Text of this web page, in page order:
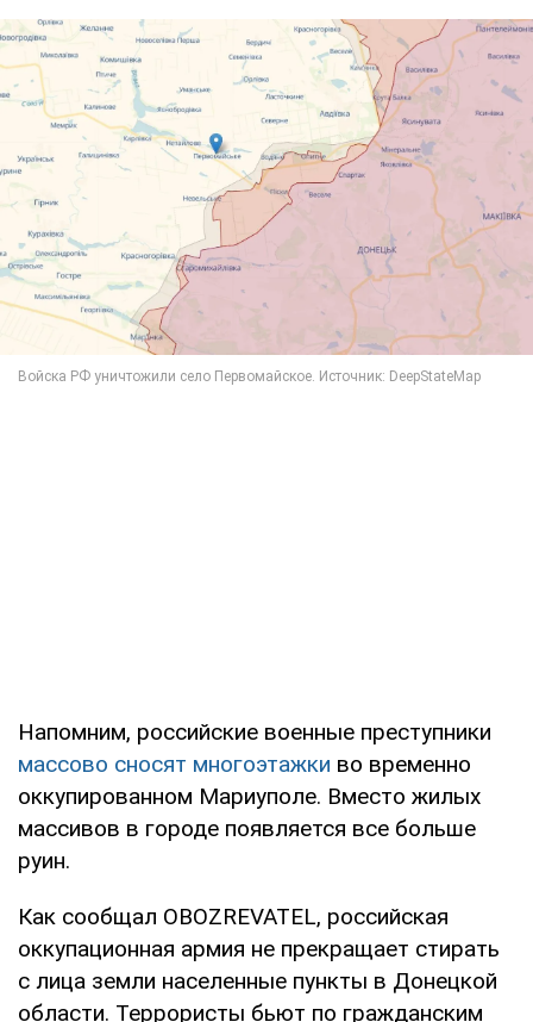
Напомним, российские военные преступники
массово сносят многоэтажки во временно
оккупированном Мариуполе. Вместо жилых
массивов в городе появляется все больше
руин.
Как сообщал OBOZREVATEL, российская
оккупационная армия не прекращает стирать
с лица земли населенные пункты в Донецкой
области. Террористы бьют по гражданским